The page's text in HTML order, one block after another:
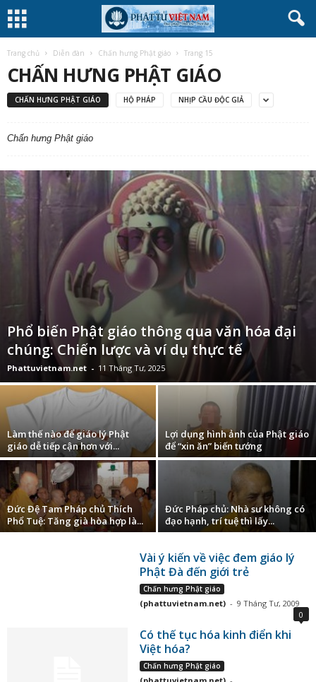
Trang chủ Diễn đàn Chấn hưng Phật giáo Trang 15
CHẤN HƯNG PHẬT GIÁO
CHẤN HƯNG PHẬT GIÁO HỘ PHÁP NHỊP CẦU ĐỘC GIẢ
Chấn hưng Phật giáo
Phổ biến Phật giáo thông qua văn hóa đại
chúng: Chiến lược và ví dụ thực tế
Phattuvietnam.net - 11 Tháng Tư, 2025
Làm thế nào để giáo lý Phật
giáo dễ tiếp cận hơn với...
Lợi dụng hình ảnh của Phật giáo
để “xin ăn” biến tướng
Đức Đệ Tam Pháp chủ Thích
Phổ Tuệ: Tăng già hòa hợp là...
Đức Pháp chủ: Nhà sư không có
đạo hạnh, trí tuệ thì lấy...
Vài ý kiến về việc đem giáo lý
Phật Đà đến giới trẻ
Chấn hưng Phật giáo
(phattuvietnam.net) - 9 Tháng Tư, 2009
0
Có thế tục hóa kinh điển khi
Việt hóa?
Chấn hưng Phật giáo